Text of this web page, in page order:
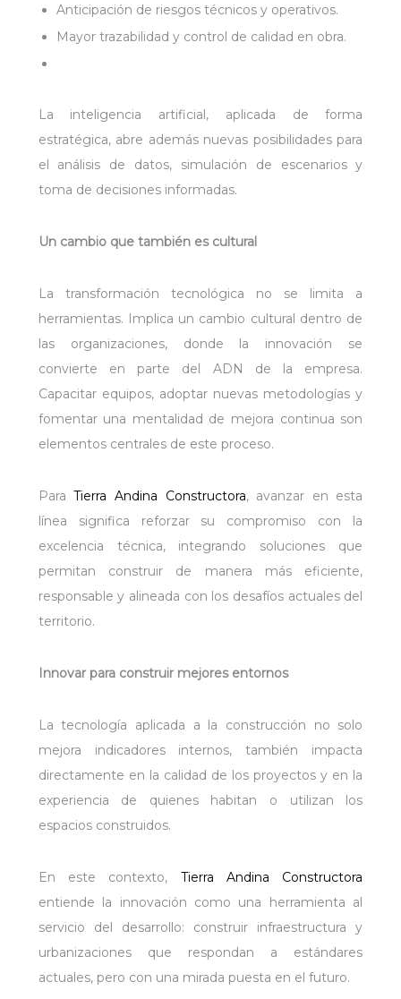
Anticipación de riesgos técnicos y operativos.
Mayor trazabilidad y control de calidad en obra.
La inteligencia artificial, aplicada de forma
estratégica, abre además nuevas posibilidades para
el análisis de datos, simulación de escenarios y
toma de decisiones informadas.
Un cambio que también es cultural
La transformación tecnológica no se limita a
herramientas. Implica un cambio cultural dentro de
las organizaciones, donde la innovación se
convierte en parte del ADN de la empresa.
Capacitar equipos, adoptar nuevas metodologías y
fomentar una mentalidad de mejora continua son
elementos centrales de este proceso.
ParaTierra Andina Constructora, avanzar en esta
línea significa reforzar su compromiso con la
excelencia técnica, integrando soluciones que
permitan construir de manera más eficiente,
responsable y alineada con los desafíos actuales del
territorio.
Innovar para construir mejores entornos
La tecnología aplicada a la construcción no solo
mejora indicadores internos, también impacta
directamente en la calidad de los proyectos y en la
experiencia de quienes habitan o utilizan los
espacios construidos.
En este contexto, Tierra Andina Constructora
entiende la innovación como una herramienta al
servicio del desarrollo: construir infraestructura y
urbanizaciones que respondan a estándares
actuales, pero con una mirada puesta en el futuro.